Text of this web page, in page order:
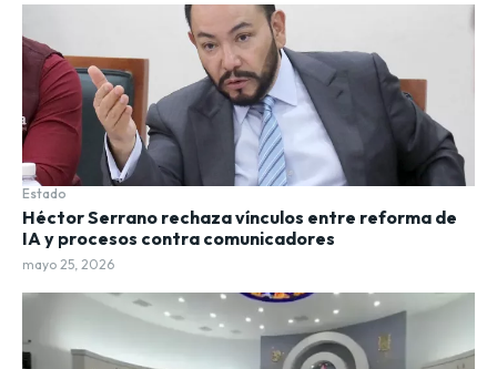
Estado
Héctor Serrano rechaza vínculos entre reforma de
IA y procesos contra comunicadores
mayo 25, 2026